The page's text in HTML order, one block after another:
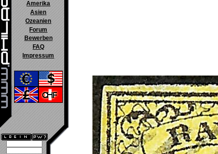
Amerika
Asien
Ozeanien
Forum
Bewerben
FAQ
Impressum